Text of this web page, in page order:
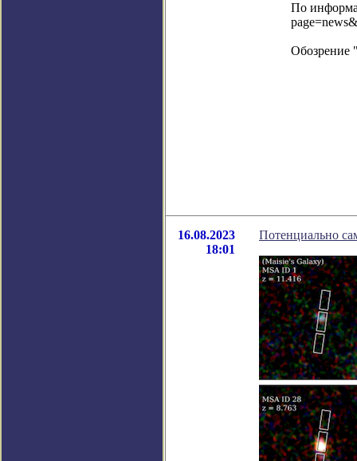
По
Обозрение
16.08.2023
18:01
Потенциально